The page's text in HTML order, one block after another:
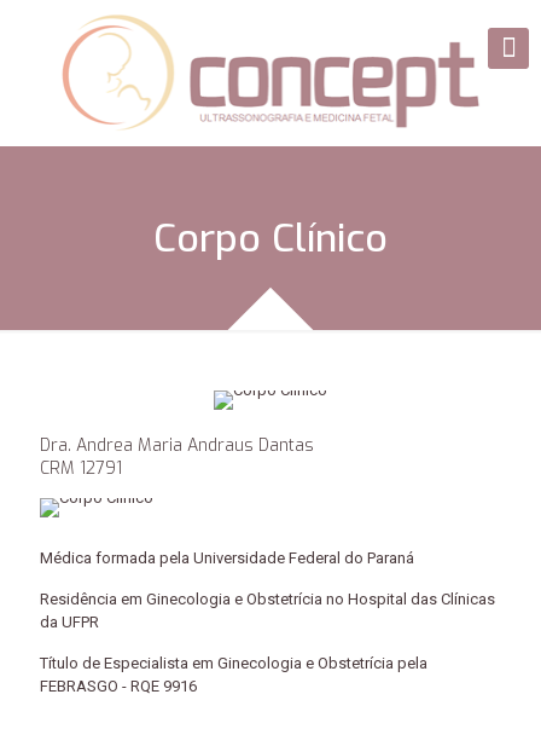
Corpo Clínico
Dra. Andrea Maria Andraus Dantas
CRM 12791
Médica formada pela Universidade Federal do Paraná
Residência em Ginecologia e Obstetrícia no Hospital das Clínicas
da UFPR
Título de Especialista em Ginecologia e Obstetrícia pela
FEBRASGO - RQE 9916